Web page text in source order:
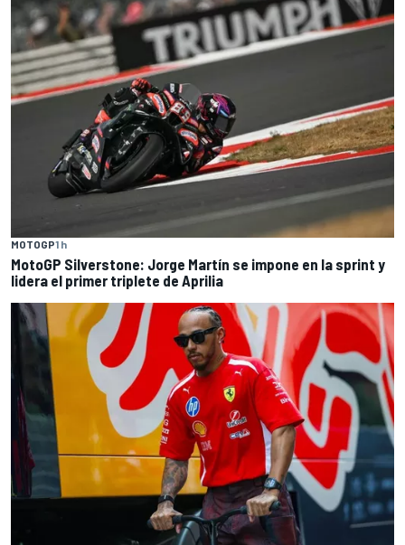
MOTOGP1 h
MotoGP Silverstone: Jorge Martín se impone en la sprint y
lidera el primer triplete de Aprilia